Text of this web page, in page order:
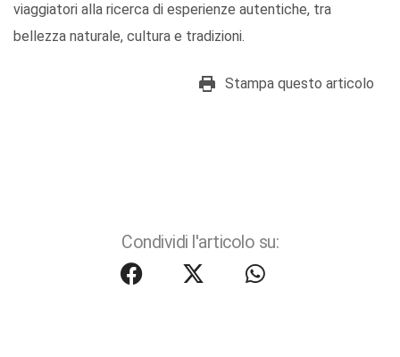
viaggiatori alla ricerca di esperienze autentiche, tra
bellezza naturale, cultura e tradizioni.
Stampa questo articolo
Condividi l'articolo su: